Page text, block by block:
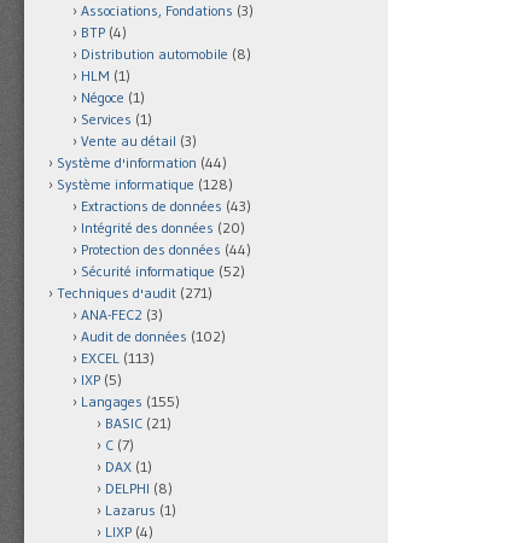
Associations, Fondations (3)
BTP (4)
Distribution automobile (8)
HLM (1)
Négoce (1)
Services (1)
Vente au détail (3)
Système d'information (44)
Système informatique (128)
Extractions de données (43)
Intégrité des données (20)
Protection des données (44)
Sécurité informatique (52)
Techniques d'audit (271)
ANA-FEC2 (3)
Audit de données (102)
EXCEL (113)
IXP (5)
Langages (155)
BASIC (21)
C (7)
DAX (1)
DELPHI (8)
Lazarus (1)
LIXP (4)